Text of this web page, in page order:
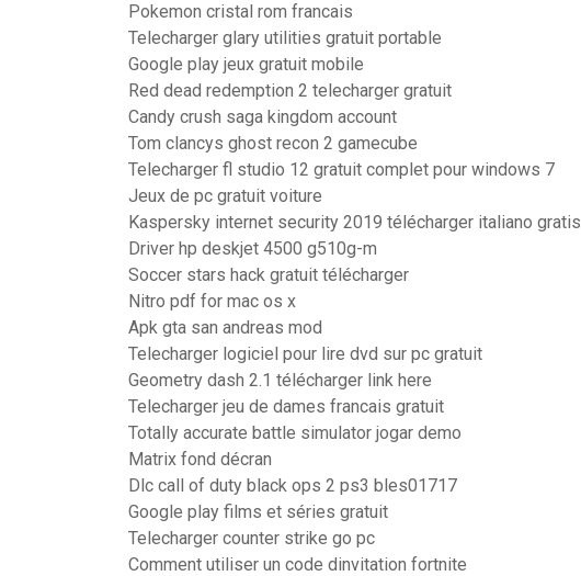
Pokemon cristal rom francais
Telecharger glary utilities gratuit portable
Google play jeux gratuit mobile
Red dead redemption 2 telecharger gratuit
Candy crush saga kingdom account
Tom clancys ghost recon 2 gamecube
Telecharger fl studio 12 gratuit complet pour windows 7
Jeux de pc gratuit voiture
Kaspersky internet security 2019 télécharger italiano gratis
Driver hp deskjet 4500 g510g-m
Soccer stars hack gratuit télécharger
Nitro pdf for mac os x
Apk gta san andreas mod
Telecharger logiciel pour lire dvd sur pc gratuit
Geometry dash 2.1 télécharger link here
Telecharger jeu de dames francais gratuit
Totally accurate battle simulator jogar demo
Matrix fond décran
Dlc call of duty black ops 2 ps3 bles01717
Google play films et séries gratuit
Telecharger counter strike go pc
Comment utiliser un code dinvitation fortnite